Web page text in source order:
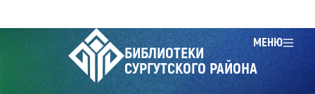
МЕНЮ
БИБЛИОТЕКИ
СУРГУТСКОГО РАЙОНА